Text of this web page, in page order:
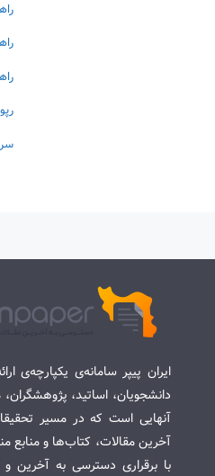
ایران پیپر سامانه‌ی یکپارچه‌ی
دانشجویان، اساتید،
آنهایی است که در مسیر
آخرین مقالات، کتاب‌ها و منابع
با برقراری دسترسی به آخرین و